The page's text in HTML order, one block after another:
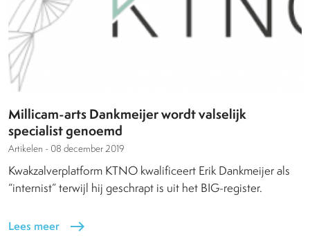
Millicam-arts Dankmeijer wordt valselijk
specialist genoemd
Artikelen - 08 december 2019
Kwakzalverplatform KTNO kwalificeert Erik Dankmeijer als
“internist” terwijl hij geschrapt is uit het BIG-register.
Lees meer east